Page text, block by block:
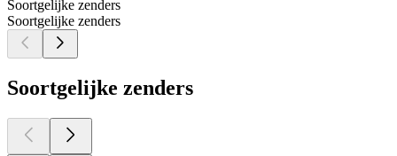
Soortgelijke zenders
Soortgelijke zenders
Soortgelijke zenders